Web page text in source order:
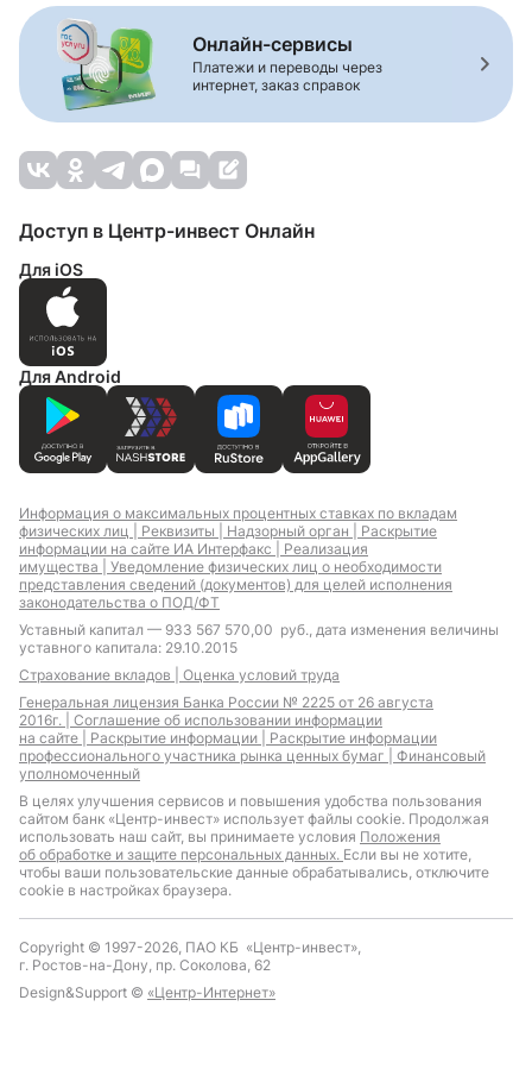
Онлайн-сервисы
Платежи и переводы через
интернет, заказ справок
Доступ в Центр-инвест Онлайн
Для iOS
Для Android
Информация о максимальных процентных ставках по вкладам
физических лиц | Реквизиты | Надзорный орган | Раскрытие
информации на сайте ИА Интерфакс | Реализация
имущества | Уведомление физических лиц о необходимости
представления сведений (документов) для целей исполнения
законодательства о ПОД/ФТ
Уставный капитал — 933 567 570,00 руб., дата изменения величины
уставного капитала: 29.10.2015
Страхование вкладов | Оценка условий труда
Генеральная лицензия Банка России № 2225 от 26 августа
2016г. | Соглашение об использовании информации
на сайте | Раскрытие информации | Раскрытие информации
профессионального участника рынка ценных бумаг | Финансовый
уполномоченный
В целях улучшения сервисов и повышения удобства пользования
сайтом банк «Центр-инвест» использует файлы cookie. Продолжая
использовать наш сайт, вы принимаете условия Положения
об обработке и защите персональных данных. Если вы не хотите,
чтобы ваши пользовательские данные обрабатывались, отключите
cookie в настройках браузера.
Copyright © 1997-2026, ПАО КБ «Центр-инвест»,
г. Ростов-на-Дону, пр. Соколова, 62
Design&Support © «Центр-Интернет»